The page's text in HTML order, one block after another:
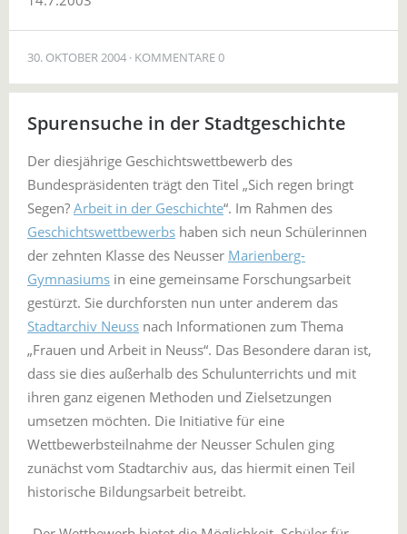
30. OKTOBER 2004 KOMMENTARE 0
Spurensuche in der Stadtgeschichte
Der diesjährige Geschichtswettbewerb des
Bundespräsidenten trägt den Titel „Sich regen bringt
Segen? Arbeit in der Geschichte“. Im Rahmen des
Geschichtswettbewerbs haben sich neun Schülerinnen
der zehnten Klasse des Neusser Marienberg-
Gymnasiums in eine gemeinsame Forschungsarbeit
gestürzt. Sie durchforsten nun unter anderem das
Stadtarchiv Neuss nach Informationen zum Thema
„Frauen und Arbeit in Neuss“. Das Besondere daran ist,
dass sie dies außerhalb des Schulunterrichts und mit
ihren ganz eigenen Methoden und Zielsetzungen
umsetzen möchten. Die Initiative für eine
Wettbewerbsteilnahme der Neusser Schulen ging
zunächst vom Stadtarchiv aus, das hiermit einen Teil
historische Bildungsarbeit betreibt.